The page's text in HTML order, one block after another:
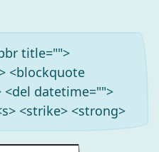
title="">
<blockquote
<del datetime="">
<strike> <strong>